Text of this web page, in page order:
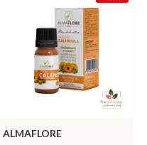
ALMAFLORE